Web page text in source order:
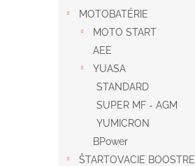
MOTOBATÉRIE
MOTO START
AEE
YUASA
STANDARD
SUPER MF - AGM
YUMICRON
BPower
ŠTARTOVACIE BOOSTRE